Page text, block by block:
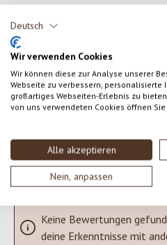
Deutsch
Wir verwenden Cookies
Wir können diese zur Analyse unserer
Webseite zu verbessern,
großartiges Webseiten-Erlebnis zu
von uns verwendeten Cookies öffnen
Alle akzeptieren
Nein, anpassen
Durchschnittliche Bewertung
Gib eine Bewertung ab!
Teile deine Erfahrungen mit dem
Bewertungen nur in der
Keine Bewertungen
deine Erkenntnisse mit